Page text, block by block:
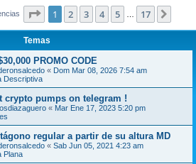
Página de 17
1 2 3 4 5 17
Temas
PROMO CODE
« Dom Mar 08, 2026 7:54 am
Descriptiva
crypto pumps on telegram !
« Mar Ene 17, 2023 5:20 pm
regular a partir de su altura MD
« Sab Jun 05, 2021 4:23 am
Plana